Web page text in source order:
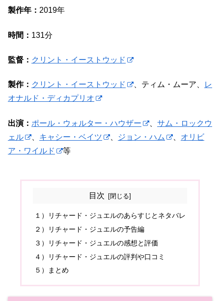
製作年： 2019年
時間： 131分
監督： クリント・イーストウッド
製作： クリント・イーストウッド 、ティム・ムーア、
レ
オナルド・ディカプリオ
出演： ポール・ウォルター・ハウザー
サム・ロックウ
ェル
キャシー・ベイツ ジョン・ハム
オリビ
ア・ワイルド
等
目次
１）リチャード・ジュエルのあらすじとネタバレ
２）リチャード・ジュエルの予告編
３）リチャード・ジュエルの感想と評価
４）リチャード・ジュエルの評判や口コミ
５）まとめ